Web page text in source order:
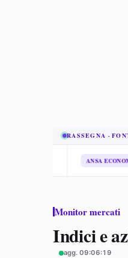
RASSEGNA ·
Monitor mercati
Indici e
agg. 09:06:19